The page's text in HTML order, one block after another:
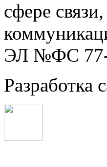
сфере
ЭЛ №ФС 77-
Разработка